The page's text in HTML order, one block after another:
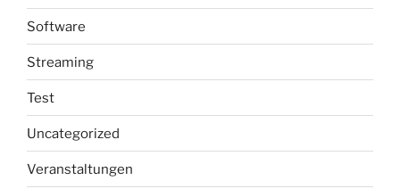
Software
Streaming
Test
Uncategorized
Veranstaltungen